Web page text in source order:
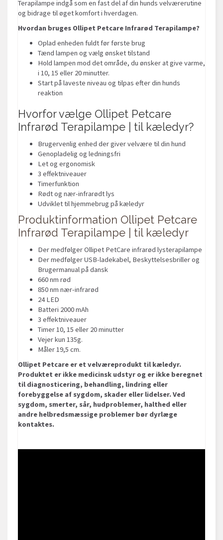
Terapilampe indgå som en fast del af din hunds velværerutine
og bidrage til øget komfort i hverdagen.
Hvordan bruges Ollipet Petcare Infrarød Terapilampe?
Oplad enheden fuldt før første brug
Tænd lampen og vælg ønsket tilstand
Hold lampen mod det område, du ønsker at give varme,
i 10, 15 eller 20 minutter.
Start på laveste niveau og tilpas efter din hunds
reaktion
Hvorfor vælge Ollipet Petcare
Infrarød Terapilampe | til kæledyr?
Brugervenlig enhed der giver velvære til din hund
Genopladelig og ledningsfri
Let og ergonomisk
3 effektniveauer
Timerfunktion
Rødt og nær-infrarødt lys
Udviklet til hjemmebrug på kæledyr
Produktinformation Ollipet Petcare
Infrarød Terapilampe | til kæledyr
Der medfølger Ollipet PetCare infrarød lysterapilampe
Der medfølger USB-ladekabel, Beskyttelsesbriller og
Brugermanual på dansk
660 nm rød
850 nm nær-infrarød
24 LED
Batteri 2000 mAh
3 effektniveauer
Timer 10, 15 eller 20 minutter
Vejer kun 135g.
Måler 19,5 cm.
Ollipet Petcare er et velværeprodukt til kæledyr.
Produktet er ikke medicinsk udstyr og er ikke beregnet
til diagnosticering, behandling, lindring eller
forebyggelse af sygdom, skader eller lidelser. Ved
sygdom, smerter, sår, hudproblemer, halthed eller
andre helbredsmæssige problemer bør dyrlæge
kontaktes.